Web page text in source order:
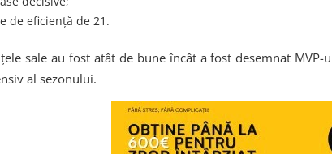
de eficiență de 21.
sale au fost atât de bune încât a fost desemnat
al sezonului.